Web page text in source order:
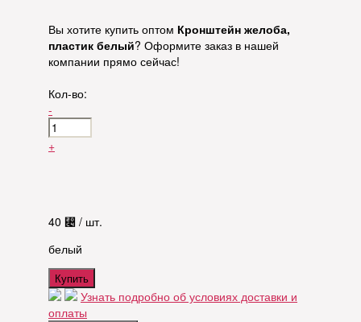
Вы хотите купить оптом Кронштейн желоба,
пластик белый? Оформите заказ в нашей
компании прямо сейчас!
Кол-во:
-
+
40 ⃄ / шт.
белый
Купить
Узнать подробно об условиях доставки и
оплаты